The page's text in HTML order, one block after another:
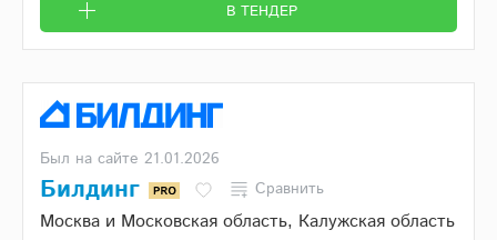
В ТЕНДЕР
Был на сайте 21.01.2026
Билдинг Сравнить
Москва и Московская область, Калужская область